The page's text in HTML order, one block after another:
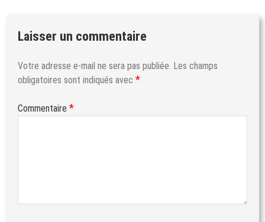
Laisser un commentaire
Votre adresse e-mail ne sera pas publiée. Les champs
obligatoires sont indiqués avec *
Commentaire *